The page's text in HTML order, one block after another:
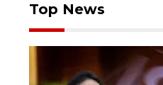
Top News